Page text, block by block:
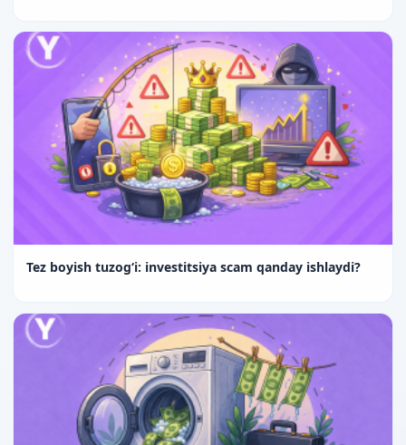
Tez boyish tuzog‘i: investitsiya scam qanday ishlaydi?